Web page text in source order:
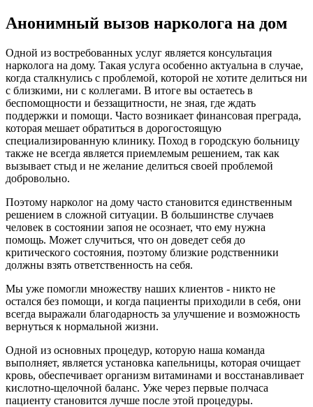
Анонимный вызов нарколога на дом
Одной из востребованных услуг является консультация
нарколога на дому. Такая услуга особенно актуальна в случае,
когда сталкнулись с проблемой, которой не хотите делиться ни
с близкими, ни с коллегами. В итоге вы остаетесь в
беспомощности и беззащитности, не зная, где ждать
поддержки и помощи. Часто возникает финансовая преграда,
которая мешает обратиться в дорогостоящую
специализированную клинику. Поход в городскую больницу
также не всегда является приемлемым решением, так как
вызывает стыд и не желание делиться своей проблемой
добровольно.
Поэтому нарколог на дому часто становится единственным
решением в сложной ситуации. В большинстве случаев
человек в состоянии запоя не осознает, что ему нужна
помощь. Может случиться, что он доведет себя до
критического состояния, поэтому близкие родственники
должны взять ответственность на себя.
Мы уже помогли множеству наших клиентов - никто не
остался без помощи, и когда пациенты приходили в себя, они
всегда выражали благодарность за улучшение и возможность
вернуться к нормальной жизни.
Одной из основных процедур, которую наша команда
выполняет, является установка капельницы, которая очищает
кровь, обеспечивает организм витаминами и восстанавливает
кислотно-щелочной баланс. Уже через первые полчаса
пациенту становится лучше после этой процедуры.